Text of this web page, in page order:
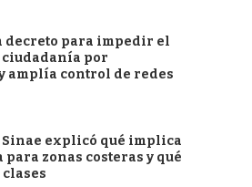
decreto para impedir el
ciudadanía por
amplía control de redes
explicó qué implica
zonas costeras y qué
clases